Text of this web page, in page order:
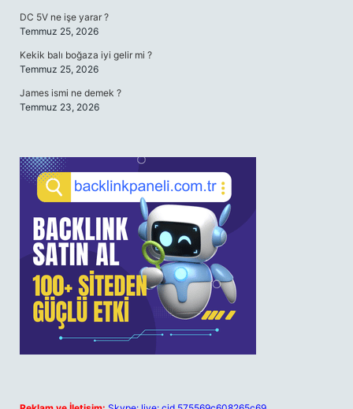
DC 5V ne işe yarar ?
Temmuz 25, 2026
Kekik balı boğaza iyi gelir mi ?
Temmuz 25, 2026
James ismi ne demek ?
Temmuz 23, 2026